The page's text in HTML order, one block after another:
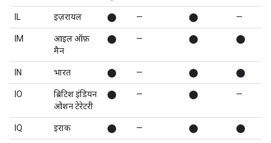
IL इज़रायल ⬤ — ⬤ —
IM
आइल ऑफ़
मैन
⬤ — ⬤ ⬤
IN भारत ⬤ — ⬤ ⬤
IO
ब्रिटिश इंडियन
ओशन टेरेटरी
⬤ — ⬤ —
IQ इराक ⬤ — ⬤ ⬤